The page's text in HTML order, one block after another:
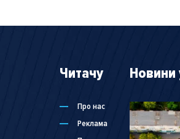
Читачу
Про нас
Реклама
Новини